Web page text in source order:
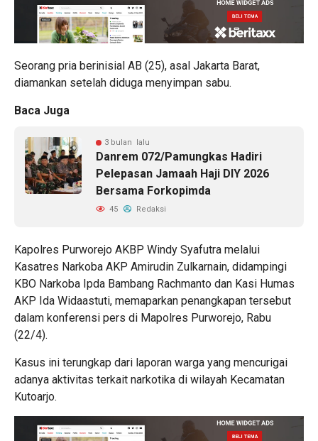
Seorang pria berinisial AB (25), asal Jakarta Barat,
diamankan setelah diduga menyimpan sabu.
Baca Juga
3 bulan lalu
Danrem 072/Pamungkas Hadiri
Pelepasan Jamaah Haji DIY 2026
Bersama Forkopimda
45 Redaksi
Kapolres Purworejo AKBP Windy Syafutra melalui
Kasatres Narkoba AKP Amirudin Zulkarnain, didampingi
KBO Narkoba Ipda Bambang Rachmanto dan Kasi Humas
AKP Ida Widaastuti, memaparkan penangkapan tersebut
dalam konferensi pers di Mapolres Purworejo, Rabu
(22/4).
Kasus ini terungkap dari laporan warga yang mencurigai
adanya aktivitas terkait narkotika di wilayah Kecamatan
Kutoarjo.